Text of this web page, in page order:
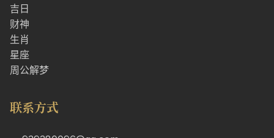
吉日
财神
生肖
星座
周公解梦
联系方式